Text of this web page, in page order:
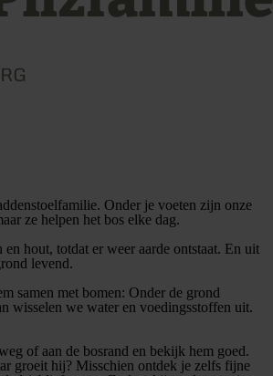
Onder je voeten zijn onze
ze helpen het bos elke dag.
hout, totdat er weer aarde ontstaat. En uit
levend.
samen met bomen: Onder de grond
wisselen we water en voedingsstoffen uit.
of aan de bosrand en bekijk hem goed.
groeit hij? Misschien ontdek je zelfs fijne